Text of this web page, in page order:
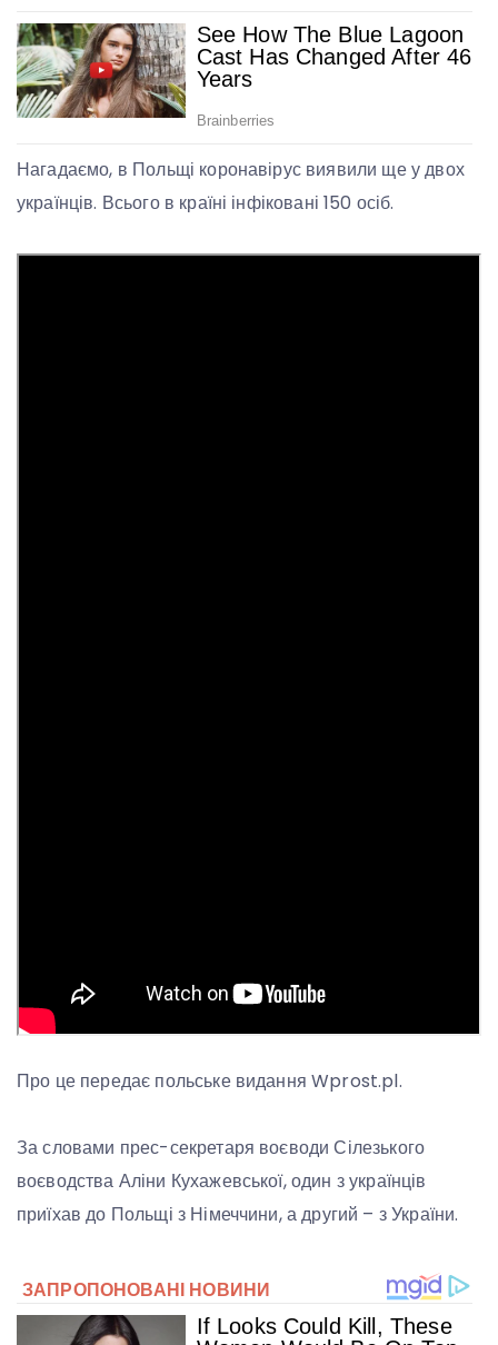
Нагадаємо, в Польщі коронавірус виявили ще у двох
українців. Всього в країні інфіковані 150 осіб.
Про це передає польське видання Wprost.pl.
За словами прес-секретаря воєводи Сілезького
воєводства Аліни Кухажевської, один з українців
приїхав до Польщі з Німеччини, а другий – з України.